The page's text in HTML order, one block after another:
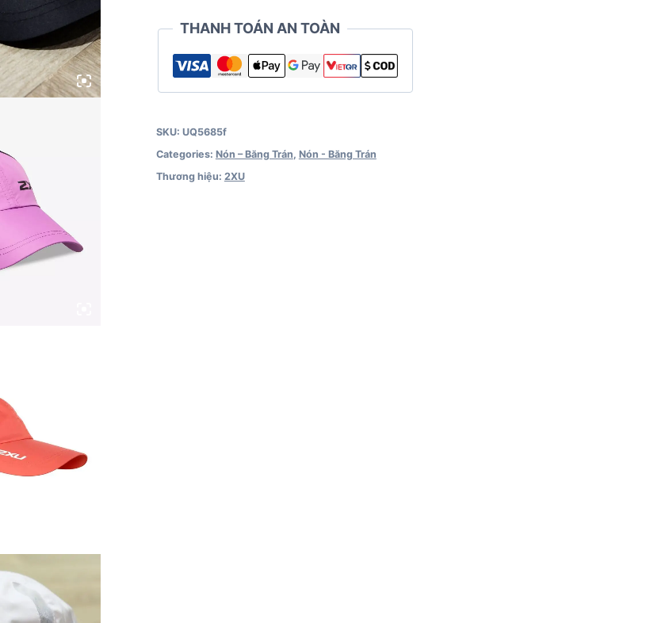
THANH TOÁN AN TOÀN
SKU: UQ5685f
Categories: Nón – Băng Trán, Nón - Băng Trán
Thương hiệu: 2XU